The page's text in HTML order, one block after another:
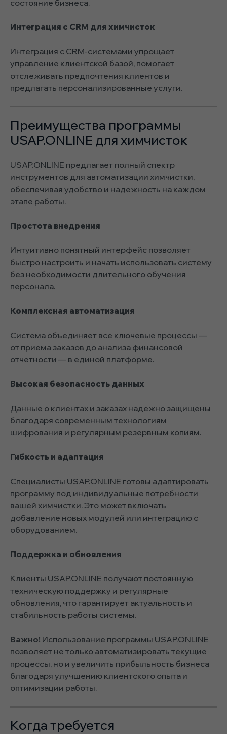
состояние бизнеса.
Интеграция с CRM для химчисток
Интеграция с CRM-системами упрощает
управление клиентской базой, помогает
отслеживать предпочтения клиентов и
предлагать персонализированные услуги.
Преимущества программы
USAP.ONLINE для химчисток
USAP.ONLINE предлагает полный спектр
инструментов для автоматизации химчистки,
обеспечивая удобство и надежность на каждом
этапе работы.
Простота внедрения
Интуитивно понятный интерфейс позволяет
быстро настроить и начать использовать систему
без необходимости длительного обучения
персонала.
Комплексная автоматизация
Система объединяет все ключевые процессы —
от приема заказов до анализа финансовой
отчетности — в единой платформе.
Высокая безопасность данных
Данные о клиентах и заказах надежно защищены
благодаря современным технологиям
шифрования и регулярным резервным копиям.
Гибкость и адаптация
Специалисты USAP.ONLINE готовы адаптировать
программу под индивидуальные потребности
вашей химчистки. Это может включать
добавление новых модулей или интеграцию с
оборудованием.
Поддержка и обновления
Клиенты USAP.ONLINE получают постоянную
техническую поддержку и регулярные
обновления, что гарантирует актуальность и
стабильность работы системы.
Важно! Использование программы USAP.ONLINE
позволяет не только автоматизировать текущие
процессы, но и увеличить прибыльность бизнеса
благодаря улучшению клиентского опыта и
оптимизации работы.
Когда требуется